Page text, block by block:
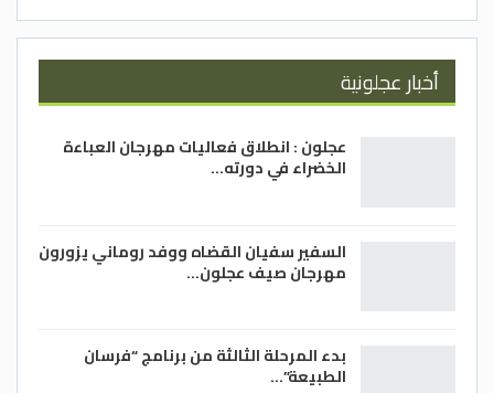
أخبار عجلونية
عجلون : انطلاق فعاليات مهرجان العباءة
الخضراء في دورته…
السفير سفيان القضاه ووفد روماني يزورون
مهرجان صيف عجلون…
بدء المرحلة الثالثة من برنامج “فرسان
الطبيعة”…